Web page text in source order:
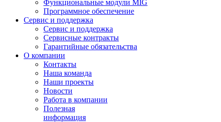
Функциональные модули MIG
Программное обеспечение
Сервис и поддержка
Сервис и поддержка
Сервисные контракты
Гарантийные обязательства
О компании
Контакты
Наша команда
Наши проекты
Новости
Работа в компании
Полезная
информация